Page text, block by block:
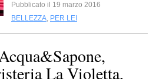
Pubblicato il 19 marzo 2016
BELLEZZA, PER LEI
La Violetta,